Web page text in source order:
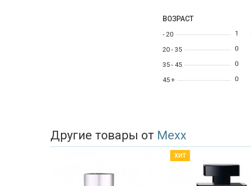
ВОЗРАСТ
- 20
20 - 35
35 - 45
45 +
1
0
0
0
Другие товары от Mexx
ХИТ